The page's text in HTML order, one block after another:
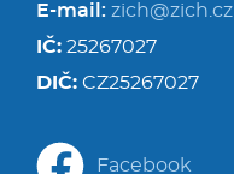
E-mail: zich@zich.cz
IČ: 25267027
DIČ: CZ25267027
Facebook